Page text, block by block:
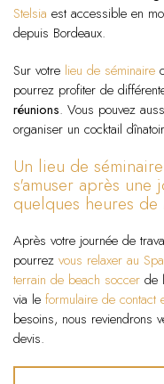
Stelsia est accessible en
depuis Bordeaux.
Sur votre lieu de séminaire
pourrez profiter de
réunions. Vous pouvez
organiser un cocktail
Un lieu de
s'amuser après une
quelques heures de
Après votre journée de
pourrez vous relaxer au
terrain de beach soccer de
via le formulaire de contact
besoins, nous reviendrons
devis.